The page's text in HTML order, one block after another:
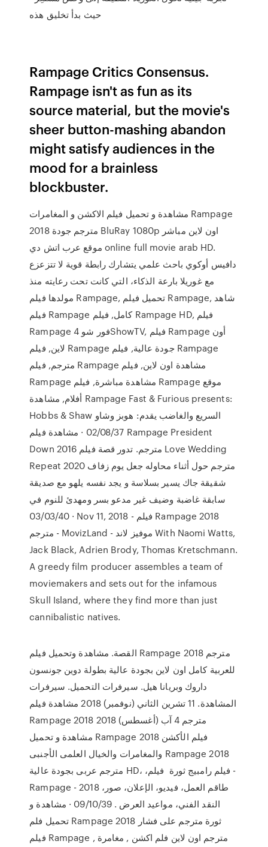
حيث بدأ تخليق هذه
Rampage Critics Consensus.
Rampage isn't as fun as its
source material, but the movie's
sheer button-mashing abandon
might satisfy audiences in the
mood for a brainless
blockbuster.
مشاهدة و تحميل فيلم الاكشن و المغامرات Rampage
2018 مترجم جودة BluRay 1080p اون لاين مباشر
موقع عرب اتش دي online full movie arab HD.
دافيس أوكوي باحث علمي يتشارك رابطة قوية لا تتزعزع
مع غوريلا بارعة الذكاء، التي كانت تحت رعايته منذ
مولدها فيلم Rampage, تحميل فيلم Rampage, شاهد
فيلم Rampage كامل, فيلم Rampage HD, فيلم
Rampage فور شو 4ShowTV, فيلم Rampage أون
لاين, فيلم Rampage جودة عالية, فيلم Rampage
مترجم, فيلم Rampage مشاهدة اون لاين, فيلم
Rampage مشاهدة مباشرة, فيلم Rampage موقع
أفلام, مشاهدة Rampage Fast & Furious presents:
Hobbs & Shaw السريع والغاضب يقدم: هوبز وشاو
02/08/37 · مشاهدة فيلم Rampage President
Down 2016 مترجم. تدور قصة فيلم Love Wedding
Repeat 2020 مترجم حول أثناء محاوله جعل يوم زفاف
شقيقة جاك يسير بسلاسة و يجد نفسه يلهو مع صديقة
سابقة غاضبة وضيف غير مدعو بسر ومهدئ للنوم في
03/03/40 · Nov 11, 2018 - فيلم Rampage 2018
مترجم - MovizLand - موفيز لاند With Naomi Watts,
Jack Black, Adrien Brody, Thomas Kretschmann.
A greedy film producer assembles a team of
moviemakers and sets out for the infamous
Skull Island, where they find more than just
cannibalistic natives.
القصة. مشاهدة وتحميل فيلم Rampage 2018 مترجم
للعربية كامل اون لاين بجودة عالية بطولة دوين جونسون
داروك وبريانا هيل. سيرفرات التحميل. سيرفرات
المشاهدة. 11 تشرين الثاني (نوفمبر) 2018 مشاهدة فيلم
Rampage 2018 مترجم 4 آب (أغسطس) 2018
مشاهدة و تحميل Rampage 2018 فيلم الأكشن
والمغامرات والخيال العلمى الأجنبى Rampage 2018
مترجم عربى بجودة عالية HD، ،فيلم رامبيج ثورة فيلم -
Rampage - 2018 طاقم العمل، فيديو، الإعلان، صور،
النقد الفني، مواعيد العرض . 09/10/39 · مشاهدة و
تحميل فلم Rampage 2018 ثورة مترجم على فشار
فيلم Rampage مترجم اون لاين فلم اكشن , مغامرة ,